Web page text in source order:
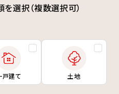
選択（複数選択可）
戸建て 土地